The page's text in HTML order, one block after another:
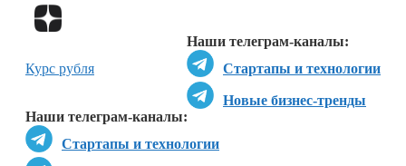
Наши телеграм-каналы:
Стартапы и технологии
Новые бизнес-тренды
Наши телеграм-каналы:
Стартапы и технологии
Курс рубля